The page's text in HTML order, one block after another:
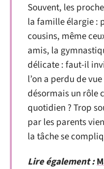
Souvent, les
la famille élargie :
cousins, même
amis, la
délicate : faut-il
l’on a perdu de
désormais un rôle
quotidien ? Trop
par les parents
la tâche se
Lire également :